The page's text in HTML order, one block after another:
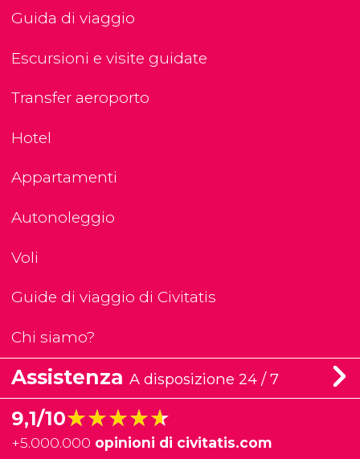
Guida di viaggio
Escursioni e visite guidate
Transfer aeroporto
Hotel
Appartamenti
Autonoleggio
Voli
Guide di viaggio di Civitatis
Chi siamo?
Assistenza A disposizione 24 / 7
9,1/10★★★★★
★★★★★
+5.000.000 opinioni di civitatis.com